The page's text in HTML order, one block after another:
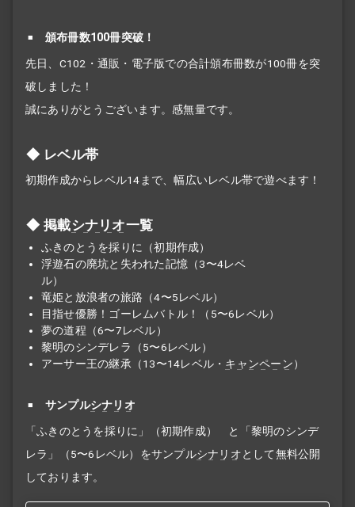
頒布冊数100冊突破！
先日、C102・通販・電子版での合計頒布冊数が100冊を突
破しました！
誠にありがとうございます。感無量です。
レベル帯
初期作成からレベル14まで、幅広いレベル帯で遊べます！
掲載シナリオ一覧
ふきのとうを採りに（初期作成）
浮遊石の廃坑と失われた記憶（3〜4レベ
ル）
竜姫と放浪者の旅路（4〜5レベル）
目指せ優勝！ゴーレムバトル！（5〜6レベル）
夢の道程（6〜7レベル）
黎明のシンデレラ（5〜6レベル）
アーサー王の継承 （13〜14レベル・ キャンペーン）
サンプルシナリオ
「ふきのとうを採りに」（初期作成） と「黎明のシンデ
レラ」（5〜6レベル）をサンプルシナリオとして無料公開
しております。